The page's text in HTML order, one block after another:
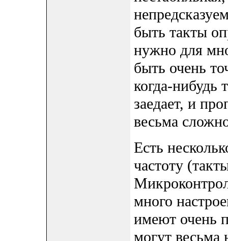
быть такты
нужно для
быть очень
когда-нибудь
заедает, и
весьма
Есть
частоту
много
имеют очень
могут весьма